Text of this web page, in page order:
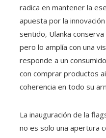
radica en mantener la
apuesta por la
sentido, Ulanka
pero lo amplía con una
responde a un
con comprar productos
coherencia en todo su
La inauguración de la
no es solo una apertura